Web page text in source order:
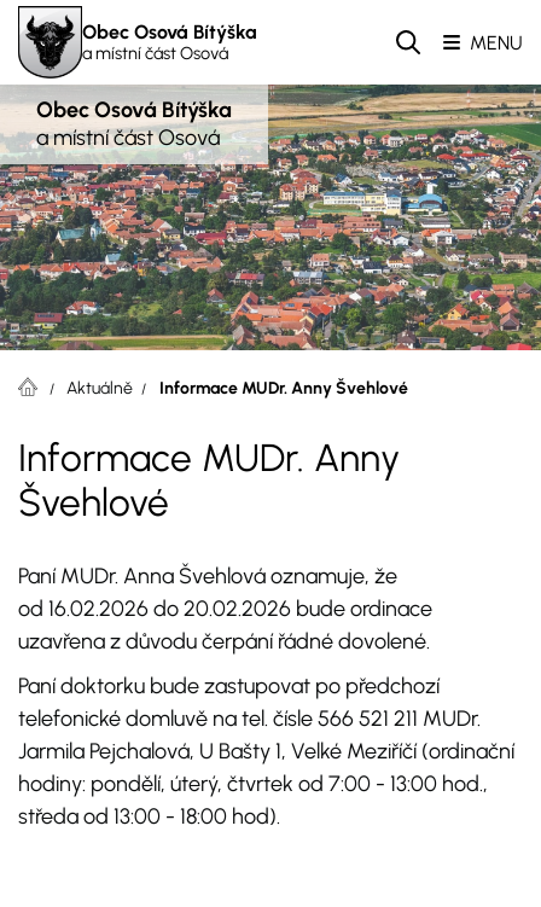
Obec Osová Bítýška
a místní část Osová MENU
Obec Osová Bítýška
a místní část Osová
Aktuálně Informace MUDr. Anny Švehlové
Informace MUDr. Anny
Švehlové
Paní MUDr. Anna Švehlová oznamuje, že
od 16.02.2026 do 20.02.2026 bude ordinace
uzavřena z důvodu čerpání řádné dovolené.
Paní doktorku bude zastupovat po předchozí
telefonické domluvě na tel. čísle 566 521 211 MUDr.
Jarmila Pejchalová, U Bašty 1, Velké Meziříčí (ordinační
hodiny: pondělí, úterý, čtvrtek od 7:00 - 13:00 hod.,
středa od 13:00 - 18:00 hod).